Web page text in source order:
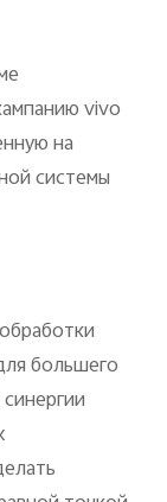
vivo
на
системы
большего